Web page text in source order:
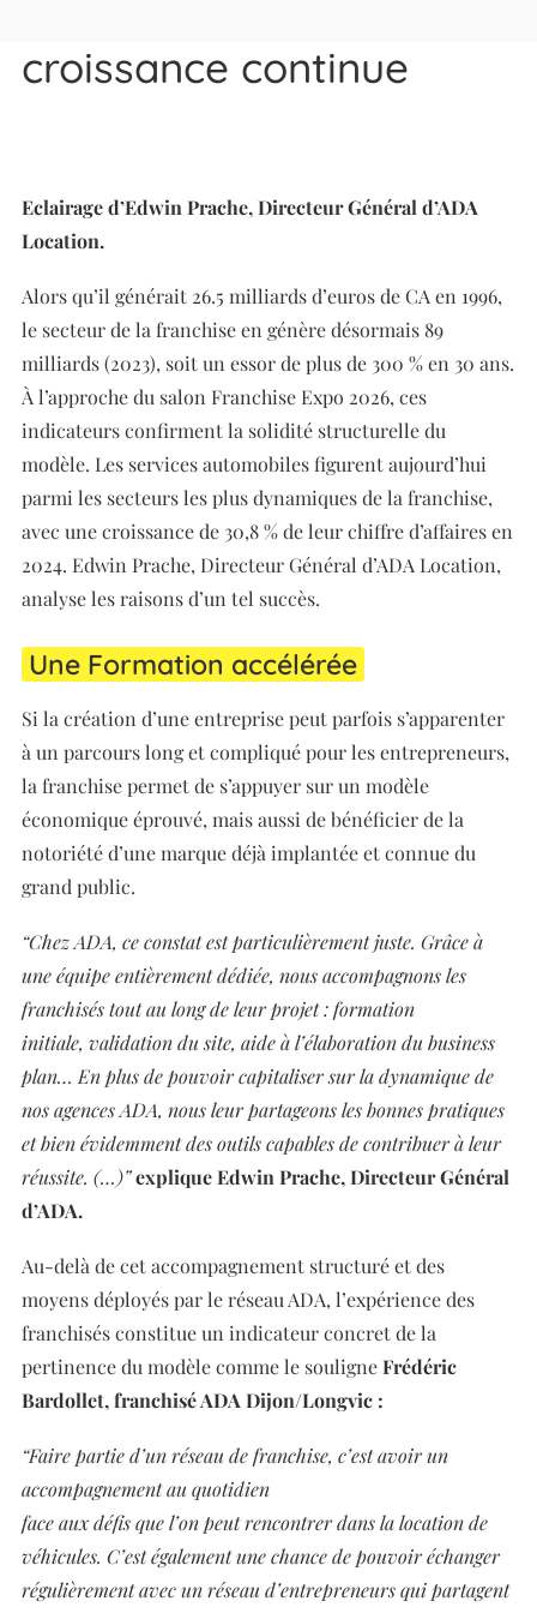
croissance continue
Eclairage d’Edwin Prache, Directeur Général d’ADA
Location.
Alors qu’il générait 26.5 milliards d’euros de CA en 1996,
le secteur de la franchise en génère désormais 89
milliards (2023), soit un essor de plus de 300 % en 30 ans.
À l’approche du salon Franchise Expo 2026, ces
indicateurs confirment la solidité structurelle du
modèle. Les services automobiles figurent aujourd’hui
parmi les secteurs les plus dynamiques de la franchise,
avec une croissance de 30,8 % de leur chiffre d’affaires en
2024. Edwin Prache, Directeur Général d’ADA Location,
analyse les raisons d’un tel succès.
Une Formation accélérée
Si la création d’une entreprise peut parfois s’apparenter
à un parcours long et compliqué pour les entrepreneurs,
la franchise permet de s’appuyer sur un modèle
économique éprouvé, mais aussi de bénéficier de la
notoriété d’une marque déjà implantée et connue du
grand public.
“Chez ADA, ce constat est particulièrement juste. Grâce à
une équipe entièrement dédiée, nous accompagnons les
franchisés tout au long de leur projet : formation
initiale, validation du site, aide à l’élaboration du business
plan… En plus de pouvoir capitaliser sur la dynamique de
nos agences ADA, nous leur partageons les bonnes pratiques
et bien évidemment des outils capables de contribuer à leur
réussite. (…)”explique Edwin Prache, Directeur Général
d’ADA.
Au-delà de cet accompagnement structuré et des
moyens déployés par le réseau ADA, l’expérience des
franchisés constitue un indicateur concret de la
pertinence du modèle comme le souligneFrédéric
Bardollet, franchisé ADA Dijon/Longvic :
“Faire partie d’un réseau de franchise, c’est avoir un
accompagnement au quotidien
face aux défis que l’on peut rencontrer dans la location de
véhicules. C’est également une chance de pouvoir échanger
régulièrement avec un réseau d’entrepreneurs qui partagent